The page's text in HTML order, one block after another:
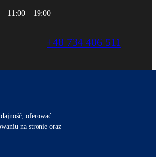
11:00 – 19:00
+48 734 406 511
oferować
na stronie oraz